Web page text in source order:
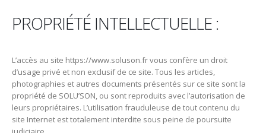
PROPRIÉTÉ INTELLECTUELLE :
L’accès au site https://www.soluson.fr vous confère un droit
d’usage privé et non exclusif de ce site. Tous les articles,
photographies et autres documents présentés sur ce site sont la
propriété de SOLU’SON, ou sont reproduits avec l’autorisation de
leurs propriétaires. L’utilisation frauduleuse de tout contenu du
site Internet est totalement interdite sous peine de poursuite